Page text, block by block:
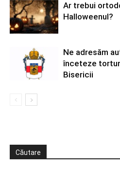
Ar trebui
Halloweenul?
Ne adresăm
înceteze
Bisericii
Căutare